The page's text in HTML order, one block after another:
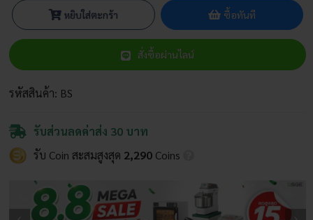
หยิบใส่ตะกร้า ซื้อทันที
สั่งซื้อผ่านไลน์
รหัสสินค้า: BS
รับส่วนลดค่าส่ง 30 บาท
รับ Coin สะสมสูงสุด 2,290 Coins